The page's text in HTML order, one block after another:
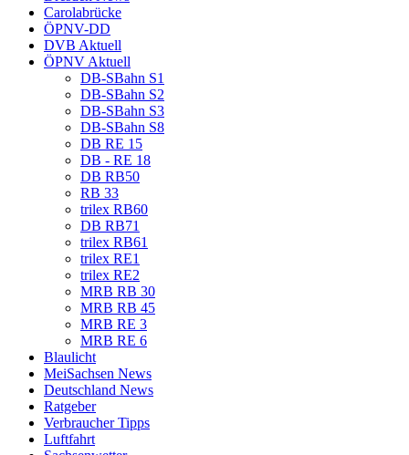
Carolabrücke
ÖPNV-DD
DVB Aktuell
ÖPNV Aktuell
DB-SBahn S1
DB-SBahn S2
DB-SBahn S3
DB-SBahn S8
DB RE 15
DB - RE 18
DB RB50
RB 33
trilex RB60
DB RB71
trilex RB61
trilex RE1
trilex RE2
MRB RB 30
MRB RB 45
MRB RE 3
MRB RE 6
Blaulicht
MeiSachsen News
Deutschland News
Ratgeber
Verbraucher Tipps
Luftfahrt